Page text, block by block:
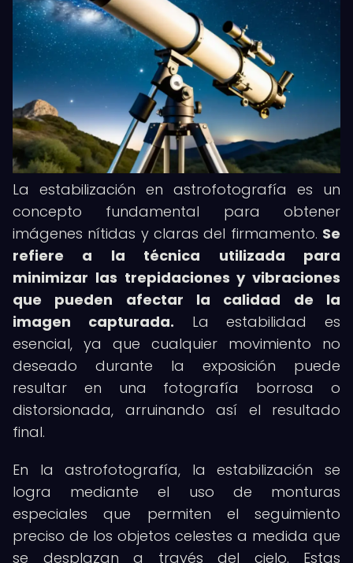
La estabilización en astrofotografía es un
concepto fundamental para obtener
imágenes nítidas y claras del firmamento. Se
refiere a la técnica utilizada para
minimizar las trepidaciones y vibraciones
que pueden afectar la calidad de la
imagen capturada. La estabilidad es
esencial, ya que cualquier movimiento no
deseado durante la exposición puede
resultar en una fotografía borrosa o
distorsionada, arruinando así el resultado
final.
En la astrofotografía, la estabilización se
logra mediante el uso de monturas
especiales que permiten el seguimiento
preciso de los objetos celestes a medida que
se desplazan a través del cielo. Estas